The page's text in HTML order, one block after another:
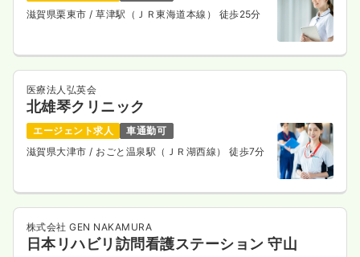
滋賀県栗東市/ 草津駅（ＪＲ東海道本線） 徒歩25分
医療法人弘英会
北雄琴クリニック
エージェント求人
車通勤可
滋賀県大津市/ おごと温泉駅（ＪＲ湖西線） 徒歩7分
株式会社 GEN NAKAMURA
日本リハビリ訪問看護ステーション 守山